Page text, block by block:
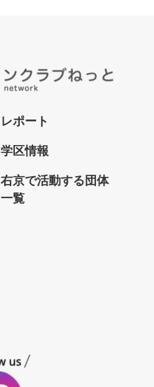
レポート
学区情報
右京で活動する団体
一覧